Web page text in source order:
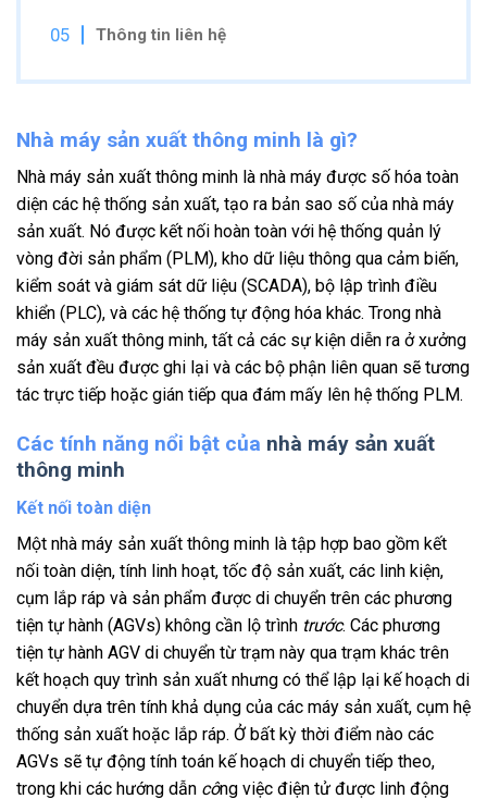
Thông tin liên hệ
Nhà máy sản xuất thông minh là gì?
Nhà máy sản xuất thông minh là nhà máy được số hóa toàn
diện các hệ thống sản xuất, tạo ra bản sao số của nhà máy
sản xuất. Nó được kết nối hoàn toàn với hệ thống quản lý
vòng đời sản phẩm (PLM), kho dữ liệu thông qua cảm biến,
kiểm soát và giám sát dữ liệu (SCADA), bộ lập trình điều
khiển (PLC), và các hệ thống tự động hóa khác. Trong nhà
máy sản xuất thông minh, tất cả các sự kiện diễn ra ở xưởng
sản xuất đều được ghi lại và các bộ phận liên quan sẽ tương
tác trực tiếp hoặc gián tiếp qua đám mấy lên hệ thống PLM.
Các tính năng nổi bật của nhà máy sản xuất
thông minh
Kết nối toàn diện
Một nhà máy sản xuất thông minh là tập hợp bao gồm kết
nối toàn diện, tính linh hoạt, tốc độ sản xuất, các linh kiện,
cụm lắp ráp và sản phẩm được di chuyển trên các phương
tiện tự hành (AGVs) không cần lộ trình trước. Các phương
tiện tự hành AGV di chuyển từ trạm này qua trạm khác trên
kết hoạch quy trình sản xuất nhưng có thể lập lại kế hoạch di
chuyển dựa trên tính khả dụng của các máy sản xuất, cụm hệ
thống sản xuất hoặc lắp ráp. Ở bất kỳ thời điểm nào các
AGVs sẽ tự động tính toán kế hoạch di chuyển tiếp theo,
trong khi các hướng dẫn công việc điện tử được linh động